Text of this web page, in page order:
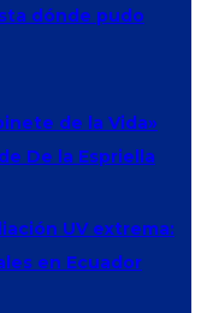
dónde pudo
de la Vida»
De la Espriella
UV extrema:
en Ecuador